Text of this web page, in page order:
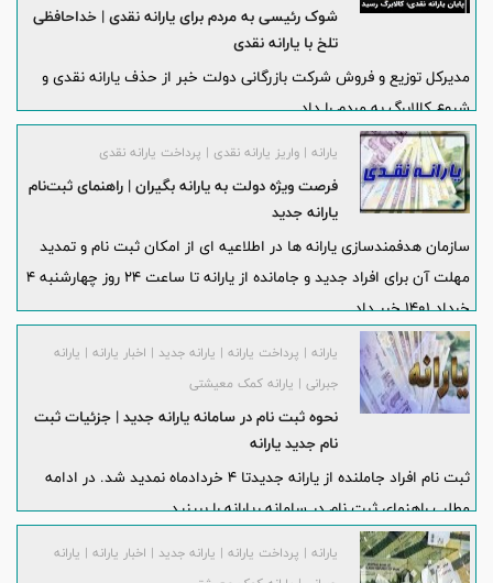
شوک رئیسی به مردم برای یارانه نقدی | خداحافظی
تلخ با یارانه نقدی
مدیرکل توزیع و فروش شرکت بازرگانی دولت خبر از حذف یارانه نقدی و
شروع کالابرگ به مردم را داد.
یارانه | واریز یارانه نقدی | پرداخت یارانه نقدی
فرصت ویژه دولت به یارانه بگیران | راهنمای ثبت‌نام
یارانه جدید
سازمان هدفمندسازی یارانه ها در اطلاعیه ای از امکان ثبت نام و تمدید
مهلت آن برای افراد جدید و جامانده از یارانه تا ساعت ۲۴ روز چهارشنبه ۴
خرداد ۱۴۰۱ خبر داد.
یارانه | پرداخت یارانه | یارانه جدید | اخبار یارانه | یارانه
جبرانی | یارانه کمک معیشتی
نحوه ثبت نام در سامانه یارانه جدید | جزئیات ثبت
نام جدید یارانه
ثبت نام افراد جاملنده از یارانه جدیدتا 4 خردادماه نمدید شد. در ادامه
مطلب راهنمای ثبت نام در سامانه ریارانه را ببینید.
یارانه | پرداخت یارانه | یارانه جدید | اخبار یارانه | یارانه